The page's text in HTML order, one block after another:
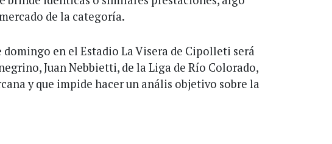
de la categoría.
domingo en el Estadio La Visera de Cipolleti será
Juan Nebbietti, de la Liga de Río Colorado,
y que impide hacer un anális objetivo sobre la